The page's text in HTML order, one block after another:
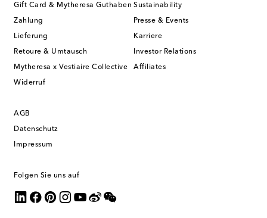
Gift Card & Mytheresa Guthaben
Zahlung
Lieferung
Retoure & Umtausch
Mytheresa x Vestiaire Collective
Widerruf
Sustainability
Presse & Events
Karriere
Investor Relations
Affiliates
AGB
Datenschutz
Impressum
Folgen Sie uns auf